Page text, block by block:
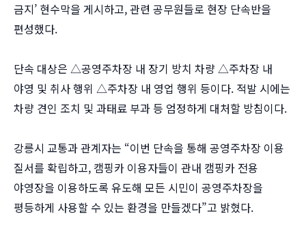
금지’ 현수막을 게시하고, 관련 공무원들로 현장 단속반을
편성했다.
단속 대상은 △공영주차장 내 장기 방치 차량 △주차장 내
야영 및 취사 행위 △주차장 내 영업 행위 등이다. 적발 시에는
차량 견인 조치 및 과태료 부과 등 엄정하게 대처할 방침이다.
강릉시 교통과 관계자는 “이번 단속을 통해 공영주차장 이용
질서를 확립하고, 캠핑카 이용자들이 관내 캠핑카 전용
야영장을 이용하도록 유도해 모든 시민이 공영주차장을
평등하게 사용할 수 있는 환경을 만들겠다”고 밝혔다.